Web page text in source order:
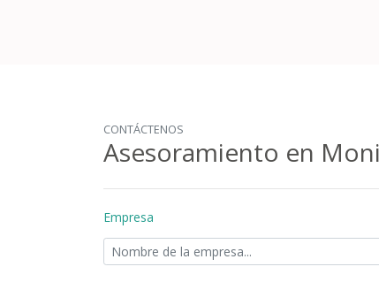
CONTÁCTENOS
Asesoramiento en
Empresa